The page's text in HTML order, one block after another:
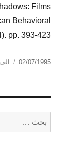
Films
Behavioral
pp. 393-423
نُشرت
02/07/1995 الف
البحث
عن: